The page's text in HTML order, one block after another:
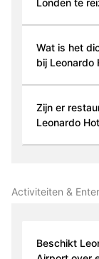
Londen te
Wat is het
bij Leonardo
Zijn er
Leonardo
Activiteiten &
Beschikt